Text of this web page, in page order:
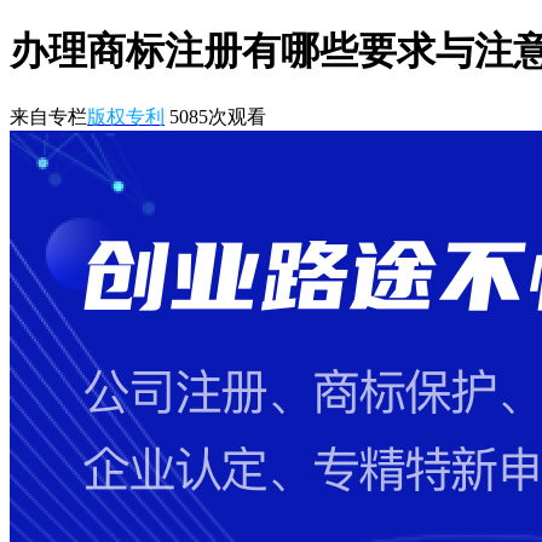
办理商标注册有哪些要求与注
来自专栏版权专利 5085次观看